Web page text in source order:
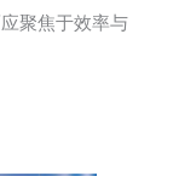
聚焦于效率与